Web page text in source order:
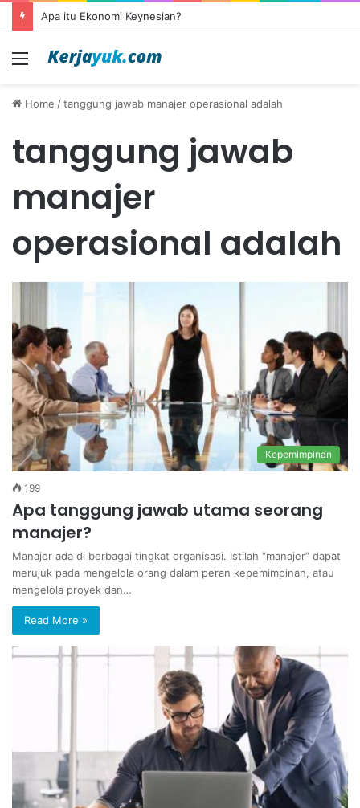
Apa itu Ekonomi Keynesian?
Menu
Home /tanggung jawab manajer operasional adalah
tanggung jawab
manajer
operasional adalah
Kepemimpinan
199
Apa tanggung jawab utama seorang
manajer?
Manajer ada di berbagai tingkat organisasi. Istilah “manajer” dapat
merujuk pada mengelola orang dalam peran kepemimpinan, atau
mengelola proyek dan…
Read More »